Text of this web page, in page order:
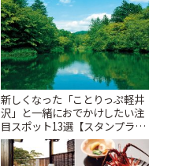
新しくなった「ことりっぷ軽井
沢」と一緒におでかけしたい注
目スポット13選【スタンプラリ
ー開催中】 | ことりっぷ